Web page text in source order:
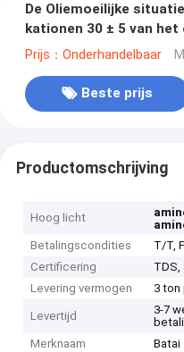
De Oliemoeilijke
kationen 30 ± 5 van
Stevige Inhoud
Prijs：Onderhandelbaar
Beste prijs
Productomschrijving
Hoog licht
Betalingscondities
T/T,
Certificering
TDS,
Levering vermogen
3 ton
Levertijd
3-7
Merknaam
Batai